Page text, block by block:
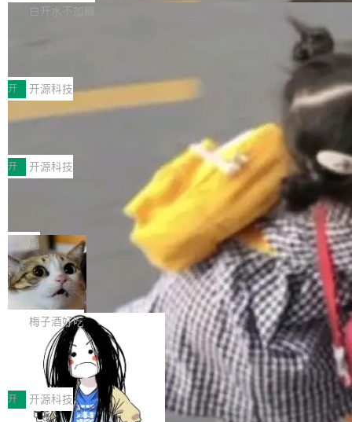
个主 agent 循环，外加一组后台 agent。这些后
库，并将作为transport接入Mooncake TENT。
MPComm将作为一种传输引擎接入Mooncake T
ENT，实现零拷贝传输性能提升30%、非零拷贝
传输性能最高提升5倍。UCL-MPComm底层基
于自研UCL-Engine通信引擎，后续腾讯网平将
持续开源更多基于UCL-Engine的高性能通信组
件。 腾讯网平团队在UCL-MPComm中实现了一
个独立于业务线程的全局通信引擎（Engine），
白开水不加糖
型案例入选名单》，深信服“面向企业研发场景的
开源 AI 编程平台 CoStrict 应用”凭借卓越的技术
创新与落地成效成功入选。 全链路私有化部署，
助力企业AI研发安全落地 当前，越来越多企业已
经开始引入 AI Coding 工具，通过调用公有云模
型或企业内部部署模型提升研发效率。但随着 AI
Coding 从个人辅助工具逐步走向团队级、组织
级应用，企业在规模化落地过程中，对安全性、
可控性和代码质量提出了更高要求。 首先是数据
安全与合规要求。对于大多数普通研发场景，公
有云模型能够满足快速试用和效率提升的需求。
但对于金融、能源、医疗等对数据安全要求较...
开 开源科技
深信服AI算力网关入选工信部人工智能
前不久，工业和信息化部正式发布《2025年人工
智能应用典型案例名单》，集中展示人工智能在
各领域的应用成果，覆盖技术底座、行业赋能、
产品应用、支撑保障、专题等五大方向。深信服
AI算力网关（AI创新平台）成功入选！ 随着各行
各业的Agent走向规模化建设，算力构成形态逐
渐丰富，用户关注的重点也在发生变化：不只是
让AI用起来，还要进一步看清混合算力时代下，
Token花在哪里、算力是否被充分利用，以及持
续增长的AI成本该如何优化。 深信服AI算力网关
正是围绕这些实际问题，从Token治理和成本治
理两个方面，让用户的每一份算力都看得清、管
得住、用得稳、省得下、更安全！ 一、从现在开
始，Token使用一目...
开 开源科技
Jeff Dean 离开 Google：一个时代的结
束，一个实验室的开始
Google 员工编号 20。MapReduce 作者之一。
Bigtable 作者之一。TensorFlow 的作者之一。
Gemini 的架构师。Google 首席科学家。 Jeff D
ean 在 Google 工作了 27 年后，宣布离职。 他
不是一个人走。一同离开的还有 Sanjay Ghema
wat（Google 员工编号 23，Jeff Dean 二十多
年的编程搭档，MapReduce 和 Bigtable 的共同
作者）、Quoc Le（Google 大脑核心成员，Se
q2Seq 和 DocAI 的共同发明人）以及 Oriol Vin
yals（Gemini 联合负责人，AlphaSta...
局
🔥 SolonCode v2026.8.4 发布：界面
字体可调、22 种语言、记忆搜索增强
打开终端就能上岗的全中文编码智能体，这一轮
把「看得清、用母语、记得住」三件事一次补
齐。 SolonCode 是什么 SolonCode 是杭州无
耳科技研发的企业级终端编码智能体——一位全
中文驱动的数字员工，自主理解需求、规划步
骤、编写代码。不挑模型、不挑平台，curl 一行
装完即用。 开源地址：Gitee · GitCode · GitHu
梅子酒好吃
让“代码语义理解”深度释放AI Coding
价值潜能：华为云码道（CodeArts）
代码仓技术解析
一、代码仓深度理解技术的作用与价值 在软件工
程实践中，代码仓是企业核心知识资产的主要载
体。企业级代码仓库通常包含数十万乃至数百万
开 开源科技